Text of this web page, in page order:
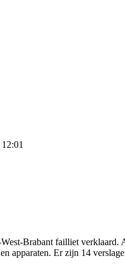
Brabant failliet verklaard.
apparaten. Er zijn 14